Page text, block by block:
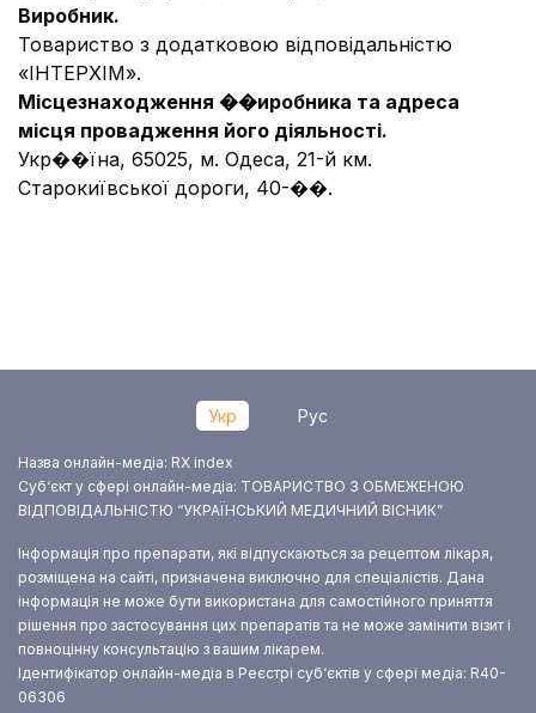
Виробник.
Товариство з додатковою відповідальністю
«ІНТЕРХІМ».
Місцезнаходження ��иробника та адреса
місця провадження його діяльності.
Укр��їна, 65025, м. Одеса, 21-й км.
Старокиївської дороги, 40-��.
Укр Рус
Назва онлайн-медіа: RX index
Суб‘єкт у сфері онлайн-медіа: ТОВАРИСТВО З ОБМЕЖЕНОЮ
ВІДПОВІДАЛЬНІСТЮ “УКРАЇНСЬКИЙ МЕДИЧНИЙ ВІСНИК”
Інформація про препарати, які відпускаються за рецептом лікаря,
розміщена на сайті, призначена виключно для спеціалістів. Дана
інформація не може бути використана для самостійного приняття
рішення про застосування цих препаратів та не може замінити візит і
повноцінну консультацію з вашим лікарем.
Ідентифікатор онлайн-медіа в Реєстрі суб‘єктів у сфері медіа: R40-
06306